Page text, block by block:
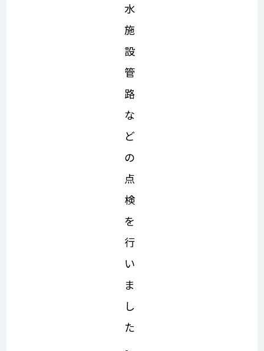
水
施
設
管
路
な
ど
の
点
検
を
行
い
ま
し
た